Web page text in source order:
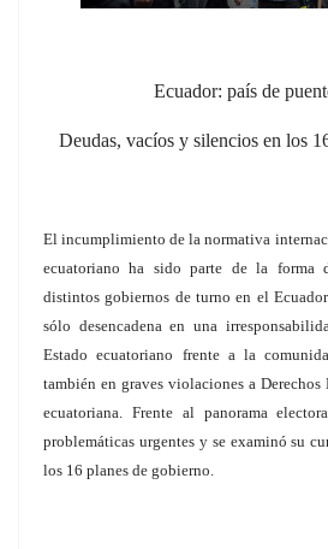
Ecuador: país de
Deudas, vacíos y silencios en los
El incumplimiento de la normativa
ecuatoriano ha sido parte de la forma
distintos gobiernos de turno en el
sólo desencadena en una
Estado ecuatoriano frente a la
también en graves violaciones a
ecuatoriana. Frente al panorama
problemáticas urgentes y se examinó su
los 16 planes de gobierno.